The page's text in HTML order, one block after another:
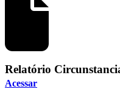
Relatório
Acessar